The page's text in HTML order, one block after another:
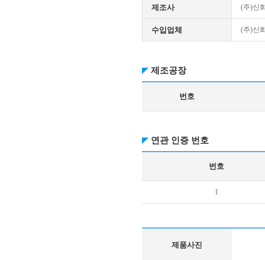
제조사 (주)신
수입업체 (주)신
제조공장
번호
연관 인증 번호
번호
1
제품사진